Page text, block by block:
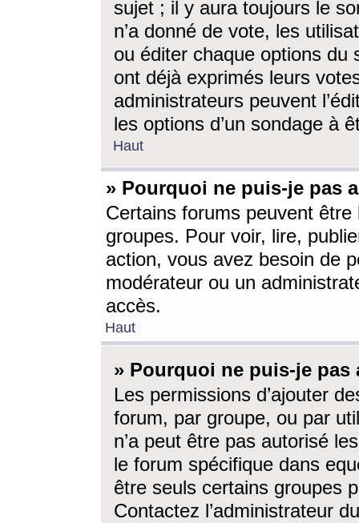
sujet ; il y aura toujours le
n’a donné de vote, les
ou éditer chaque options du
ont déjà exprimés leurs
administrateurs peuvent
les options d’un sondage à
Haut
» Pourquoi ne puis-je pas
Certains forums peuvent être
groupes. Pour voir, lire,
action, vous avez besoin de
modérateur ou un
accès.
Haut
» Pourquoi ne puis-je
Les permissions d’ajouter
forum, par groupe, ou par
n’a peut être pas autorisé
le forum spécifique dans
être seuls certains groupes
Contactez l’administrateur